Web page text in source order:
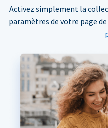
Activez simplement la
paramètres de votre page